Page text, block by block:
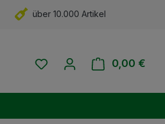
über 10.000 Artikel
Du hast 0 Produkte auf
0,00 €